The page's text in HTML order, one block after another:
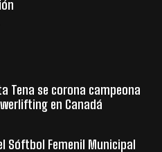
Tena se corona campeona
en Canadá
Sóftbol Femenil Municipal